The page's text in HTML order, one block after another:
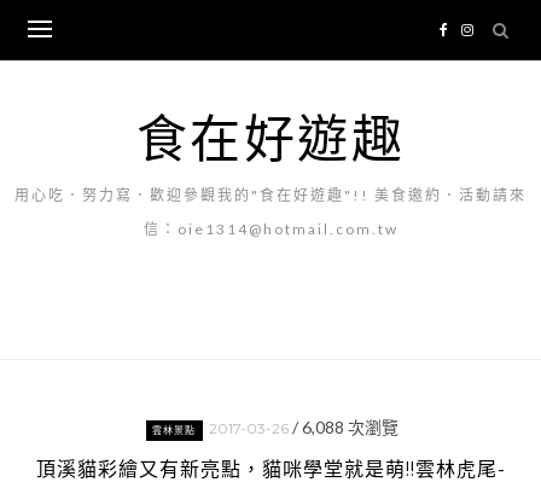
content
食在好遊趣
用心吃．努力寫．歡迎參觀我的"食在好遊趣"!! 美食邀約．活動請來
信：oie1314@hotmail.com.tw
雲林景點 2017-03-26 /6,088 次瀏覽
頂溪貓彩繪又有新亮點，貓咪學堂就是萌!!雲林虎尾-